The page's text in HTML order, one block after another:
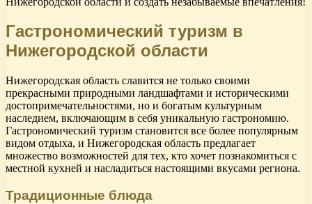
Гастрономический туризм в
Нижегородской области
Нижегородская область славится не только своими
прекрасными природными ландшафтами и историческими
достопримечательностями, но и богатым культурным
наследием, включающим в себя уникальную гастрономию.
Гастрономический туризм становится все более популярным
видом отдыха, и Нижегородская область предлагает
множество возможностей для тех, кто хочет познакомиться с
местной кухней и насладиться настоящими вкусами региона.
Традиционные блюда